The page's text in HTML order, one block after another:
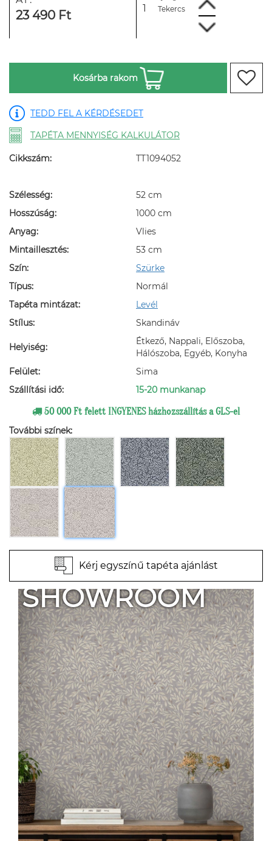
23 490 Ft Tekercs
Kosárba rakom
TEDD FEL A KÉRDÉSEDET
TAPÉTA MENNYISÉG KALKULÁTOR
Cikkszám: TT1094052
Szélesség:
52 cm
Hosszúság:
1000 cm
Anyag:
Vlies
Mintaillesztés:
53 cm
Szín:
Szürke
Típus:
Normál
Tapéta mintázat:
Levél
Stílus:
Skandináv
Helyiség:
Étkező, Nappali, Előszoba,
Hálószoba, Egyéb, Konyha
Felület:
Sima
Szállítási idő:
15-20 munkanap
50 000 Ft felett INGYENES házhozszállítás a GLS-el
További színek:
Kérj egyszínű tapéta ajánlást
SHOWROOM